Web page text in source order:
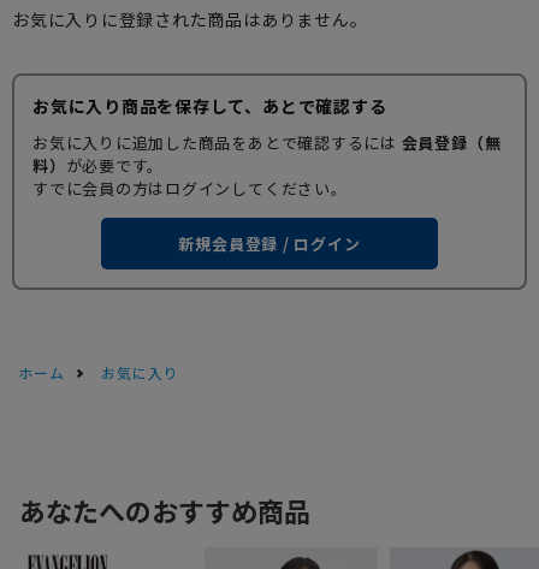
お気に入りに登録された商品はありません。
お気に入り商品を保存して、あとで確認する
お気に入りに追加した商品をあとで確認するには 会員登録（無
料） が必要です。
すでに会員の方はログインしてください。
新規会員登録 / ログイン
ホーム お気に入り